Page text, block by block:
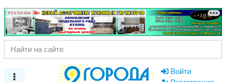
РЕКЛАМА
Войти